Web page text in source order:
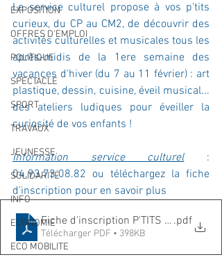
EXPOSITION
OFFRES D'EMPLOI
POLITIQUE
SPECTACLE
SPORT
TRAVAUX
JEUNESSE
SOLIDARITÉ
INFO
ECONOMIE
ECO MOBILITE
Le service culturel propose à vos p'tits
curieux, du CP au CM2, de découvrir des
activités culturelles et musicales tous les
après-midis de la 1ere semaine des
vacances d'hiver (du 7 au 11 février) : art
plastique, dessin, cuisine, éveil musical...
des ateliers ludiques pour éveiller la
curiosité de vos enfants !
Information service culturel :
04.93.73.08.82 ou téléchargez la fiche
d'inscription pour en savoir plus
Fiche d'inscription P'TITS CURIEUX
.pdf
Télécharger PDF • 398KB